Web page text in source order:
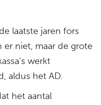
laatste jaren fors
niet, maar de grote
werkt
aldus het AD.
het aantal